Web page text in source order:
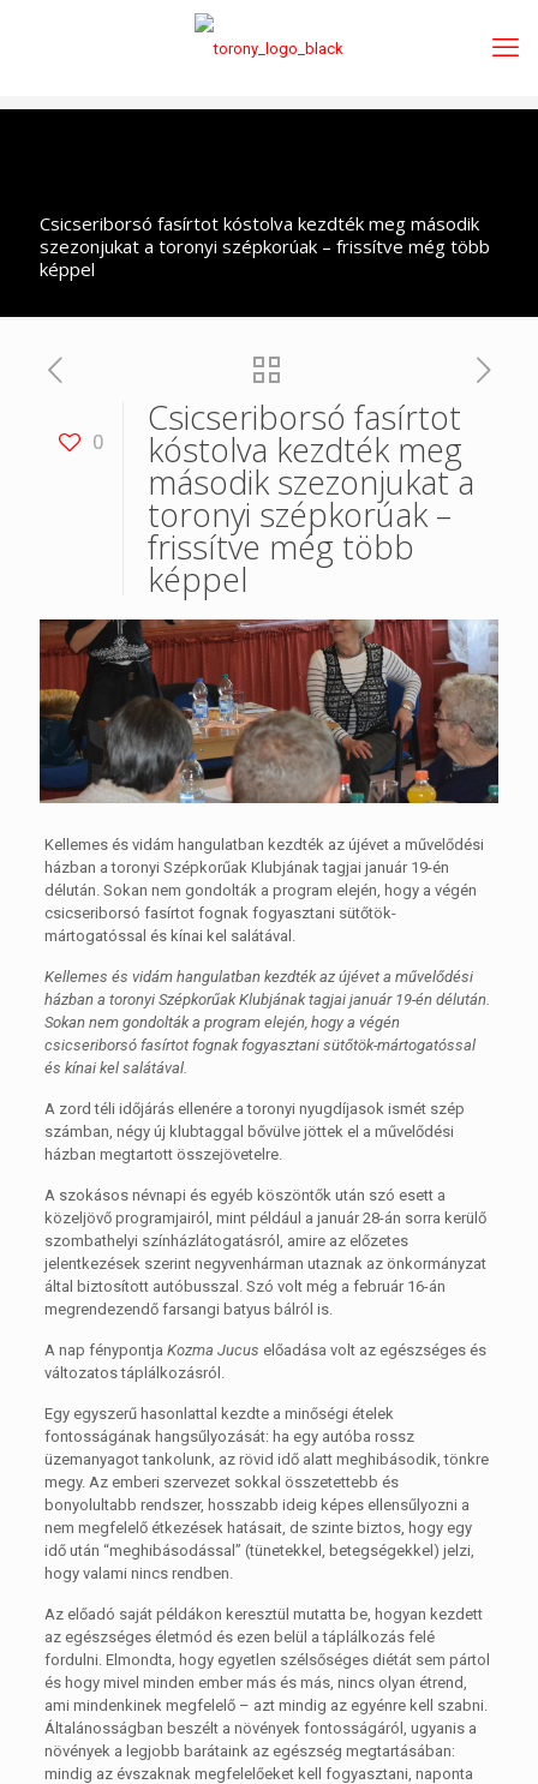
Csicseriborsó fasírtot kóstolva kezdték meg második
szezonjukat a toronyi szépkorúak – frissítve még több
képpel
0
Csicseriborsó fasírtot
kóstolva kezdték meg
második szezonjukat a
toronyi szépkorúak –
frissítve még több
képpel
Kellemes és vidám hangulatban kezdték az újévet a művelődési
házban a toronyi Szépkorűak Klubjának tagjai január 19-én
délután. Sokan nem gondolták a program elején, hogy a végén
csicseriborsó fasírtot fognak fogyasztani sütőtök-
mártogatóssal és kínai kel salátával.
Kellemes és vidám hangulatban kezdték az újévet a művelődési
házban a toronyi Szépkorűak Klubjának tagjai január 19-én délután.
Sokan nem gondolták a program elején, hogy a végén
csicseriborsó fasírtot fognak fogyasztani sütőtök-mártogatóssal
és kínai kel salátával.
A zord téli időjárás ellenére a toronyi nyugdíjasok ismét szép
számban, négy új klubtaggal bővülve jöttek el a művelődési
házban megtartott összejövetelre.
A szokásos névnapi és egyéb köszöntők után szó esett a
közeljövő programjairól, mint például a január 28-án sorra kerülő
szombathelyi színházlátogatásról, amire az előzetes
jelentkezések szerint negyvenhárman utaznak az önkormányzat
által biztosított autóbusszal. Szó volt még a február 16-án
megrendezendő farsangi batyus bálról is.
A nap fénypontja Kozma Jucus előadása volt az egészséges és
változatos táplálkozásról.
Egy egyszerű hasonlattal kezdte a minőségi ételek
fontosságának hangsűlyozását: ha egy autóba rossz
üzemanyagot tankolunk, az rövid idő alatt meghibásodik, tönkre
megy. Az emberi szervezet sokkal összetettebb és
bonyolultabb rendszer, hosszabb ideig képes ellensűlyozni a
nem megfelelő étkezések hatásait, de szinte biztos, hogy egy
idő után “meghibásodással” (tünetekkel, betegségekkel) jelzi,
hogy valami nincs rendben.
Az előadó saját példákon keresztül mutatta be, hogyan kezdett
az egészséges életmód és ezen belül a táplálkozás felé
fordulni. Elmondta, hogy egyetlen szélsőséges diétát sem pártol
és hogy mivel minden ember más és más, nincs olyan étrend,
ami mindenkinek megfelelő – azt mindig az egyénre kell szabni.
Általánosságban beszélt a növények fontosságáról, ugyanis a
növények a legjobb barátaink az egészség megtartásában:
mindig az évszaknak megfelelőeket kell fogyasztani, naponta